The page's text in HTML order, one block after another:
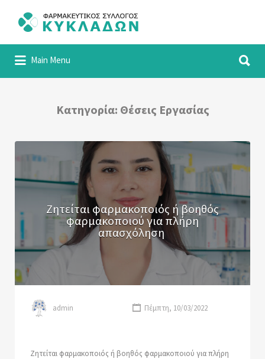
Φαρμακευτικός Σύλλογος Κυκλάδων
Αναζήτηση
για:
Main Menu
για:
Κατηγορία: Θέσεις Εργασίας
Ζητείται φαρμακοποιός ή βοηθός
φαρμακοποιού για πλήρη
απασχόληση
admin Πέμπτη, 10/03/2022
Ζητείται φαρμακοποιός ή βοηθός φαρμακοποιού για πλήρη